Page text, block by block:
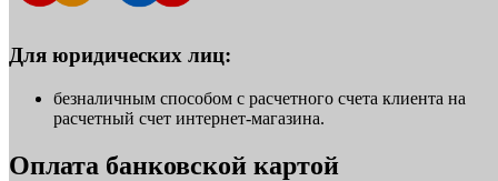
Для юридических лиц:
безналичным способом с расчетного счета клиента на
расчетный счет интернет-магазина.
Оплата банковской картой